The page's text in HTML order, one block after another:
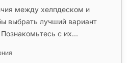
между хелпдеском и
выбрать лучший вариант
с их